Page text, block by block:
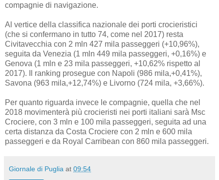
compagnie di navigazione.
Al vertice della classifica nazionale dei porti crocieristici
(che si confermano in tutto 74, come nel 2017) resta
Civitavecchia con 2 mln 427 mila passeggeri (+10,96%),
seguita da Venezia (1 mln 449 mila passeggeri, +0,16%) e
Genova (1 mln e 23 mila passeggeri, +10,62% rispetto al
2017). Il ranking prosegue con Napoli (986 mila,+0,41%),
Savona (963 mila,+12,74%) e Livorno (724 mila, +3,66%).
Per quanto riguarda invece le compagnie, quella che nel
2018 movimenterà più crocieristi nei porti italiani sarà Msc
Crociere, con 3 mln e 100 mila passeggeri, seguita ad una
certa distanza da Costa Crociere con 2 mln e 600 mila
passeggeri e da Royal Carribean con 860 mila passeggeri.
Giornale di Puglia at 09:54